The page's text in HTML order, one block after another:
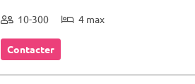
10-300 4 max
Contacter